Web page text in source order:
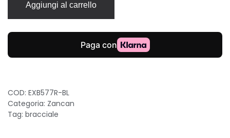
kevlar
argento
e
18kt
Aggiungi al carrello
COD: EXB577R-BL
Categoria: Zancan
Tag: bracciale